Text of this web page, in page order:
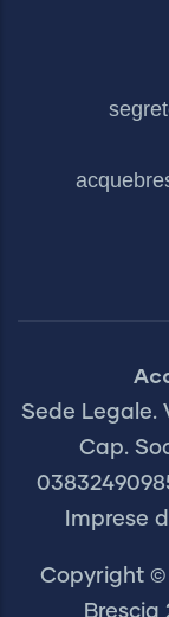
Sede Legale.
Cap.
Imprese
Copyright ©
Brescia